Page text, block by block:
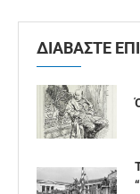
ΔΙΑΒΑΣΤΕ